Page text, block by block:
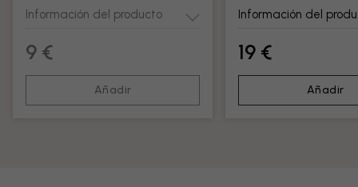
Información del producto
9 €
Añadir
Información del
19 €
Añadir